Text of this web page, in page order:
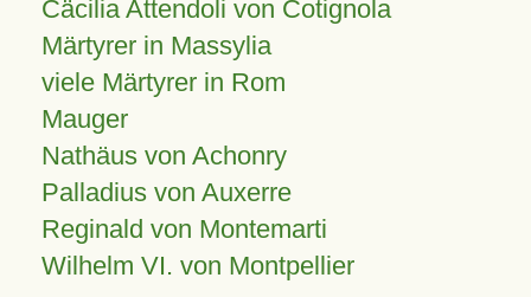
Cäcilia Attendoli von Cotignola
Märtyrer in Massylia
viele Märtyrer in Rom
Mauger
Nathäus von Achonry
Palladius von Auxerre
Reginald von Montemarti
Wilhelm VI. von Montpellier